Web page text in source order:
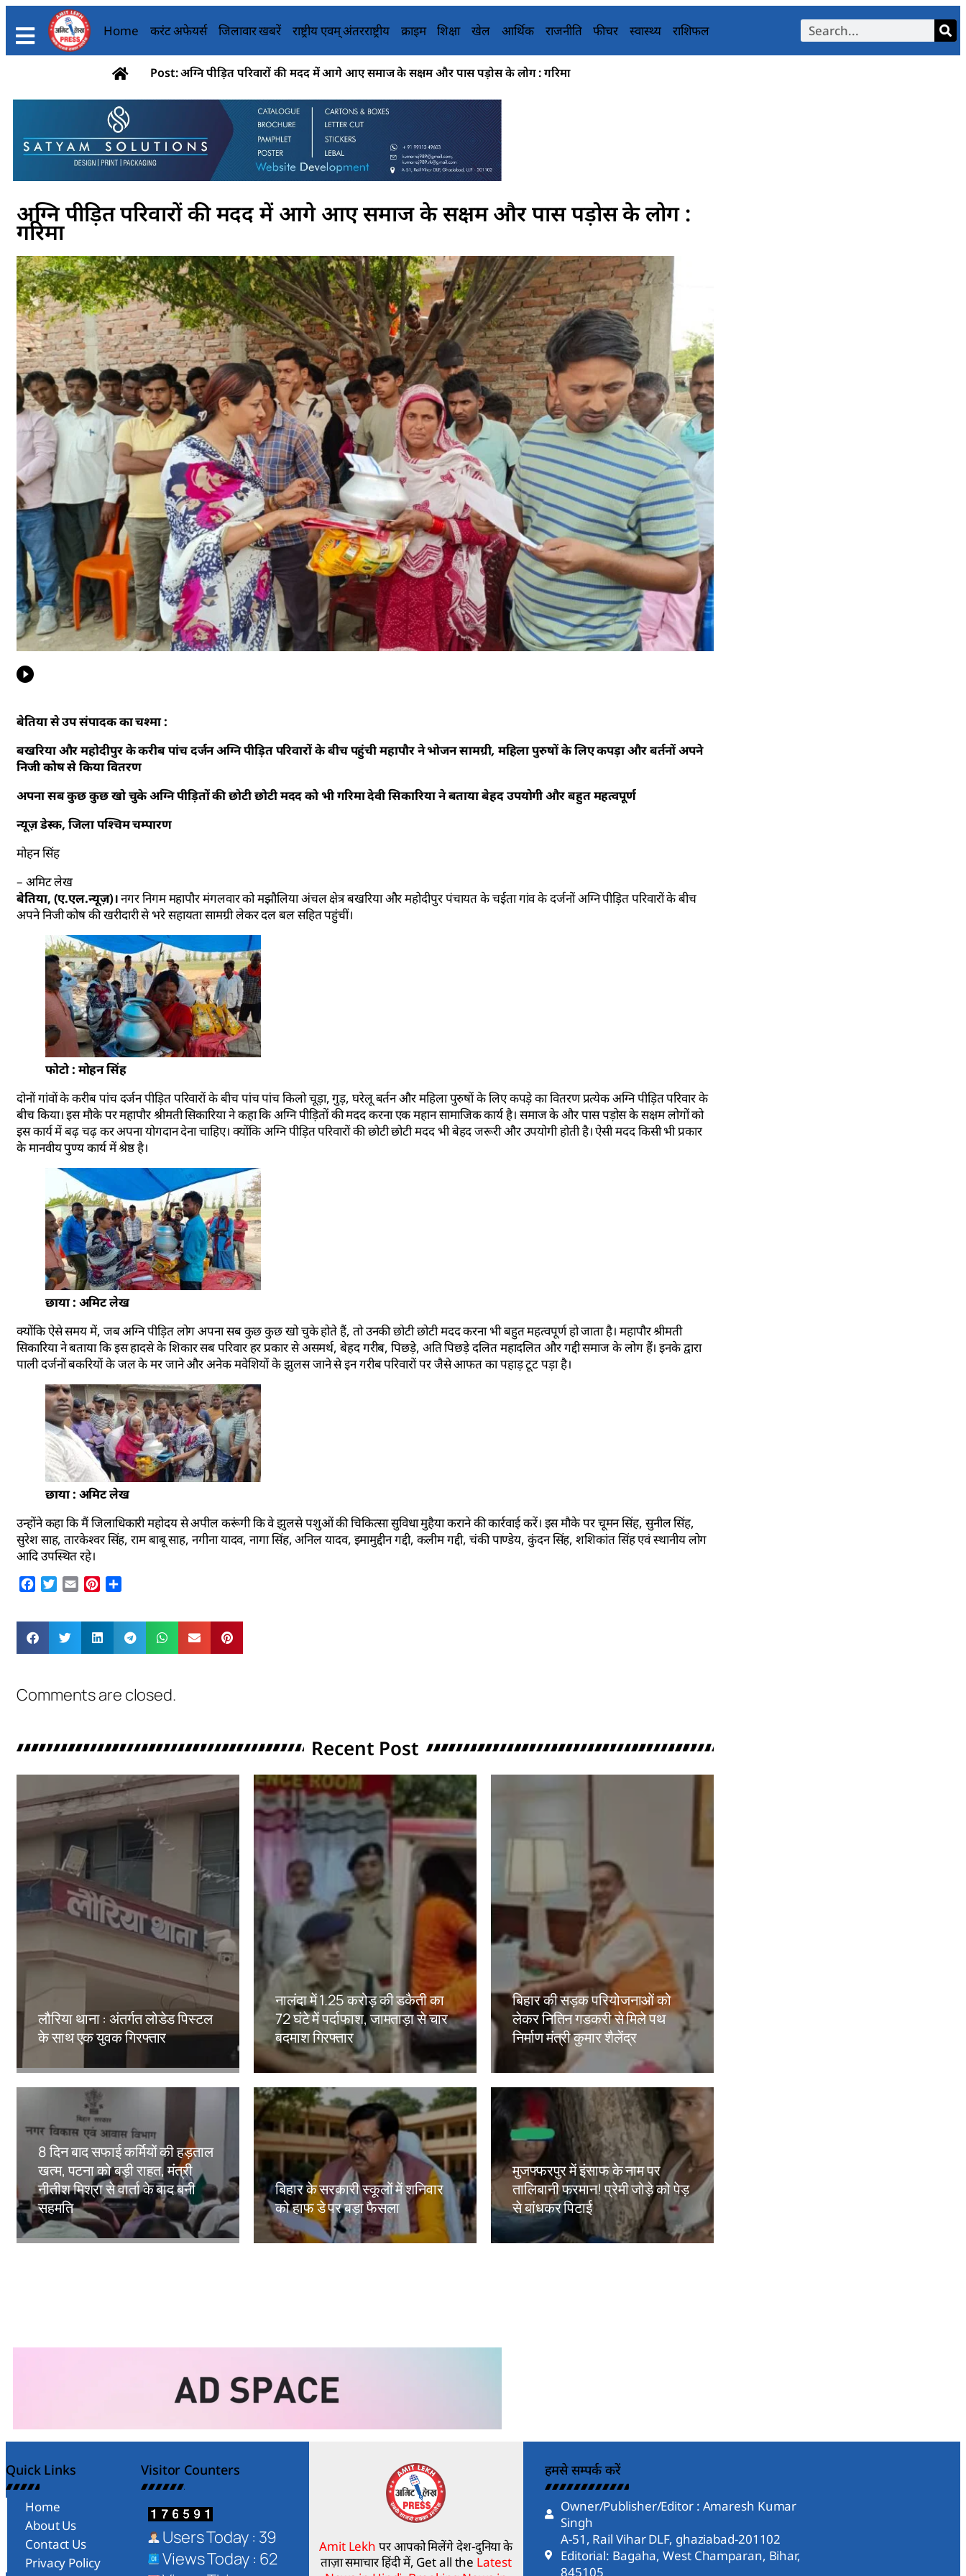
Home करंट अफेयर्स जिलावार खबरें राष्ट्रीय एवम् अंतरराष्ट्रीय क्राइम शिक्षा खेल आर्थिक राजनीति फीचर स्वास्थ्य राशिफल
Post: अग्नि पीड़ित परिवारों की मदद में आगे आए समाज के सक्षम और पास पड़ोस के लोग : गरिमा
अग्नि पीड़ित परिवारों की मदद में आगे आए समाज के सक्षम और पास पड़ोस के लोग :
गरिमा
बेतिया से उप संपादक का चश्मा :
बखरिया और महोदीपुर के करीब पांच दर्जन अग्नि पीड़ित परिवारों के बीच पहुंची महापौर ने भोजन सामग्री, महिला पुरुषों के लिए कपड़ा और बर्तनों अपने
निजी कोष से किया वितरण
अपना सब कुछ कुछ खो चुके अग्नि पीड़ितों की छोटी छोटी मदद को भी गरिमा देवी सिकारिया ने बताया बेहद उपयोगी और बहुत महत्वपूर्ण
न्यूज़ डेस्क, जिला पश्चिम चम्पारण
मोहन सिंह
– अमिट लेख
बेतिया, (ए.एल.न्यूज़)।नगर निगम महापौर मंगलवार को मझौलिया अंचल क्षेत्र बखरिया और महोदीपुर पंचायत के चईता गांव के दर्जनों अग्नि पीड़ित परिवारों के बीच
अपने निजी कोष की खरीदारी से भरे सहायता सामग्री लेकर दल बल सहित पहुंचीं।
फोटो : मोहन सिंह
दोनों गांवों के करीब पांच दर्जन पीड़ित परिवारों के बीच पांच पांच किलो चूड़ा, गुड़, घरेलू बर्तन और महिला पुरुषों के लिए कपड़े का वितरण प्रत्येक अग्नि पीड़ित परिवार के
बीच किया। इस मौके पर महापौर श्रीमती सिकारिया ने कहा कि अग्नि पीड़ितों की मदद करना एक महान सामाजिक कार्य है। समाज के और पास पड़ोस के सक्षम लोगों को
इस कार्य में बढ़ चढ़ कर अपना योगदान देना चाहिए। क्योंकि अग्नि पीड़ित परिवारों की छोटी छोटी मदद भी बेहद जरूरी और उपयोगी होती है। ऐसी मदद किसी भी प्रकार
के मानवीय पुण्य कार्य में श्रेष्ठ है।
छाया : अमिट लेख
क्योंकि ऐसे समय में, जब अग्नि पीड़ित लोग अपना सब कुछ कुछ खो चुके होते हैं, तो उनकी छोटी छोटी मदद करना भी बहुत महत्वपूर्ण हो जाता है। महापौर श्रीमती
सिकारिया ने बताया कि इस हादसे के शिकार सब परिवार हर प्रकार से असमर्थ, बेहद गरीब, पिछड़े, अति पिछड़े दलित महादलित और गद्दी समाज के लोग हैं। इनके द्वारा
पाली दर्जनों बकरियों के जल के मर जाने और अनेक मवेशियों के झुलस जाने से इन गरीब परिवारों पर जैसे आफत का पहाड़ टूट पड़ा है।
छाया : अमिट लेख
उन्होंने कहा कि मैं जिलाधिकारी महोदय से अपील करूंगी कि वे झुलसे पशुओं की चिकित्सा सुविधा मुहैया कराने की कार्रवाई करें। इस मौके पर चूमन सिंह, सुनील सिंह,
सुरेश साह, तारकेश्वर सिंह, राम बाबू साह, नगीना यादव, नागा सिंह, अनिल यादव, इमामुद्दीन गद्दी, कलीम गद्दी, चंकी पाण्डेय, कुंदन सिंह, शशिकांत सिंह एवं स्थानीय लोग
आदि उपस्थित रहे।
Facebook
Twitter
Email Pinterest
Comments are closed.
Recent Post
लौरिया थाना : अंतर्गत लोडेड पिस्टल
के साथ एक युवक गिरफ्तार
नालंदा में 1.25 करोड़ की डकैती का
72 घंटे में पर्दाफाश, जामताड़ा से चार
बदमाश गिरफ्तार
Amit Lekh
बिहार की सड़क परियोजनाओं को
लेकर नितिन गडकरी से मिले पथ
निर्माण मंत्री कुमार शैलेंद्र
Amit Lekh
8 दिन बाद सफाई कर्मियों की हड़ताल
खत्म, पटना को बड़ी राहत, मंत्री
नीतीश मिश्रा से वार्ता के बाद बनी
सहमति
Amit Lekh
बिहार के सरकारी स्कूलों में शनिवार
को हाफ डे पर बड़ा फैसला
Amit Lekh
मुजफ्फरपुर में इंसाफ के नाम पर
तालिबानी फरमान! प्रेमी जोड़े को पेड़
से बांधकर पिटाई
Amit Lekh
Quick Links
Home
About Us
Contact Us
Privacy Policy
Visitor Counters
Users Today : 39
Views Today : 62
Amit Lekh पर आपको मिलेंगे देश-दुनिया के
ताज़ा समाचार हिंदी में, Get all the Latest
हमसे सम्पर्क करें
Owner/Publisher/Editor : Amaresh Kumar
Singh
A-51, Rail Vihar DLF, ghaziabad-201102
Editorial: Bagaha, West Champaran, Bihar,
845105